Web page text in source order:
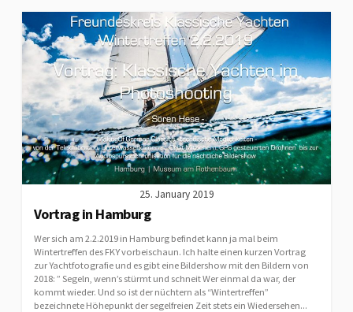
25. January 2019
Vortrag in Hamburg
Wer sich am 2.2.2019 in Hamburg befindet kann ja mal beim
Wintertreffen des FKY vorbeischaun. Ich halte einen kurzen Vortrag
zur Yachtfotografie und es gibt eine Bildershow mit den Bildern von
2018: ” Segeln, wenn’s stürmt und schneit Wer einmal da war, der
kommt wieder. Und so ist der nüchtern als “Wintertreffen”
bezeichnete Höhepunkt der segelfreien Zeit stets ein Wiedersehen...